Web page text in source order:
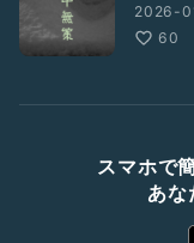
2026-
60
スマホで
あな